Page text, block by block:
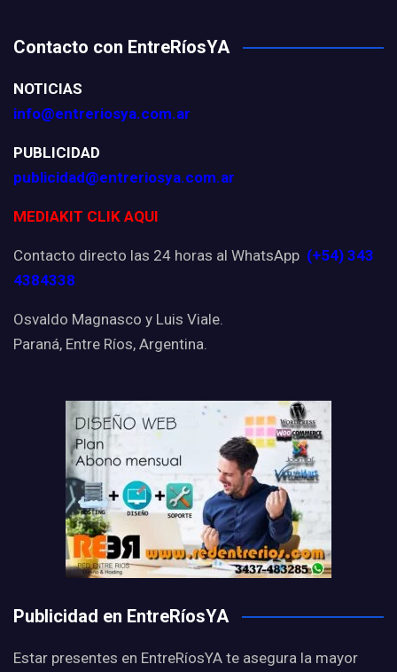
Contacto con EntreRíosYA
NOTICIAS
info@entreriosya.com.ar
PUBLICIDAD
publicidad@entreriosya.com.ar
MEDIAKIT CLIK AQUI
Contacto directo las 24 horas al WhatsApp (+54) 343
4384338
Osvaldo Magnasco y Luis Viale.
Paraná, Entre Ríos, Argentina.
Publicidad en EntreRíosYA
Estar presentes en EntreRíosYA te asegura la mayor